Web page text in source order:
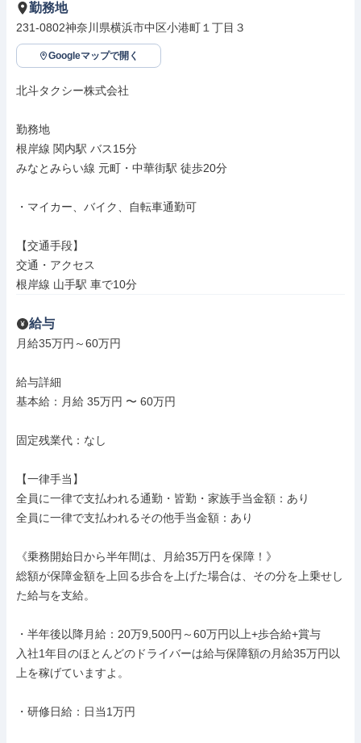
勤務地
231-0802神奈川県横浜市中区小港町１丁目３
Googleマップで開く
北斗タクシー株式会社
勤務地
根岸線 関内駅 バス15分
みなとみらい線 元町・中華街駅 徒歩20分
・マイカー、バイク、自転車通勤可
【交通手段】
交通・アクセス
根岸線 山手駅 車で10分
給与
月給35万円～60万円
給与詳細
基本給：月給 35万円 〜 60万円
固定残業代：なし
【一律手当】
全員に一律で支払われる通勤・皆勤・家族手当金額：あり
全員に一律で支払われるその他手当金額：あり
《乗務開始日から半年間は、月給35万円を保障！》
総額が保障金額を上回る歩合を上げた場合は、その分を上乗せし
た給与を支給。
・半年後以降月給：20万9,500円～60万円以上+歩合給+賞与
入社1年目のほとんどのドライバーは給与保障額の月給35万円以
上を稼げていますよ。
・研修日給：日当1万円